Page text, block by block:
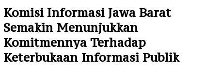
Komisi Informasi Jawa Barat
Semakin Menunjukkan
Komitmennya Terhadap
Keterbukaan Informasi Publik